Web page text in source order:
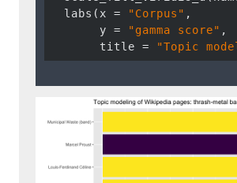
  labs(x =
"Corpus" ,
       y =
"gamma score" ,
       title =
"Topic